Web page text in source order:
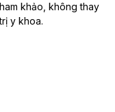
khảo, không thay
y khoa.